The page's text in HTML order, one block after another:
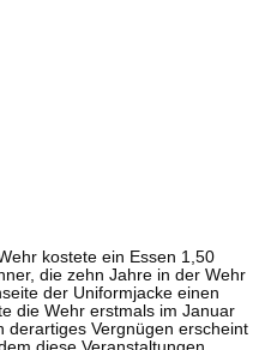
kostete ein Essen 1,50
die zehn Jahre in der Wehr
der Uniformjacke einen
die Wehr erstmals im Januar
derartiges Vergnügen erscheint